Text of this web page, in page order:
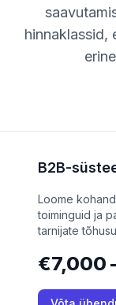
hinnaklassid,
B2B-
Loome
toiminguid ja
tarnijate
€7,000